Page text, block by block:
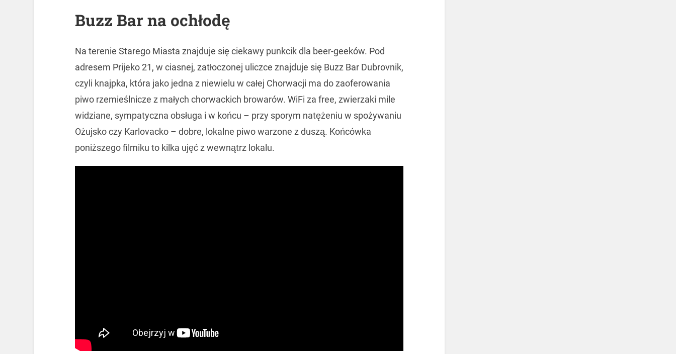
Buzz Bar na ochłodę
Na terenie Starego Miasta znajduje się ciekawy punkcik dla beer-geeków. Pod
adresem Prijeko 21, w ciasnej, zatłoczonej uliczce znajduje się Buzz Bar Dubrovnik,
czyli knajpka, która jako jedna z niewielu w całej Chorwacji ma do zaoferowania
piwo rzemieślnicze z małych chorwackich browarów. WiFi za free, zwierzaki mile
widziane, sympatyczna obsługa i w końcu – przy sporym natężeniu w spożywaniu
Ożujsko czy Karlovacko – dobre, lokalne piwo warzone z duszą. Końcówka
poniższego filmiku to kilka ujęć z wewnątrz lokalu.